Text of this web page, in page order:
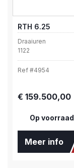
RTH 6.25
Draaiuren
1122
Ref #4954
Normale prijs:
€ 159.500,00
Op voorraad
Meer info